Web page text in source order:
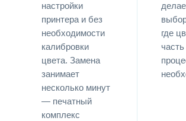
настройки
принтера и без
необходимости
калибровки
цвета. Замена
занимает
несколько минут
— печатный
комплекс
где